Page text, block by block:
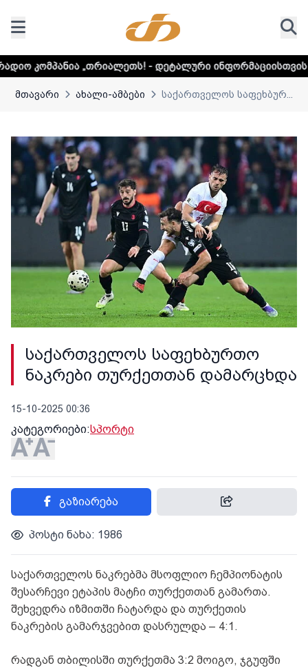
- დეტალური ინფორმაციისთვის დააკლიკეთ
მთავარი ახალი-ამბები საქართველოს საფეხბურ...
საქართველოს საფეხბურთო
ნაკრები თურქეთთან დამარცხდა
15-10-2025 00:36
კატეგორიები:სპორტი
გაზიარება
პოსტი ნახა: 1986
საქართველოს ნაკრებმა მსოფლიო ჩემპიონატის
შესარჩევი ეტაპის მატჩი თურქეთთან გამართა.
შეხვედრა იზმითში ჩატარდა და თურქეთის
ნაკრების გამარჯვებით დასრულდა – 4:1.
რადგან თბილისში თურქეთმა 3:2 მოიგო, ჯგუფში